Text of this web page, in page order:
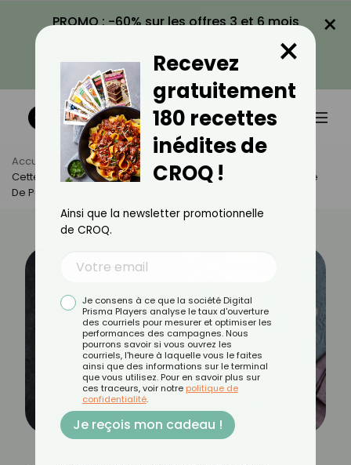
PROMO : -60% sur les offres 3 et 6 mois
VOIR LA PROMO
×
Accueil Actus
Minceur
Cette Façon De Faire Cuire Les Pâtes Est Idéale Pour La Perte
De Poids
Recevez
gratuitement
180 recettes
inédites de
CROQ !
×
Ainsi que la newsletter promotionnelle
de CROQ.
Je consens à ce que la société Digital
Prisma Players analyse le taux d'ouverture
des courriels pour mesurer et optimiser les
performances des campagnes. Nous
pourrons savoir si vous ouvrez les
courriels, l'heure à laquelle vous le faites
ainsi que des informations sur le terminal
que vous utilisez. Pour en savoir plus sur
ces traceurs, voir notre politique de
confidentialité.
Je reçois mon cadeau !